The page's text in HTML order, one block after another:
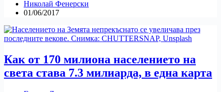
Николай Фенерски
01/06/2017
Как от 170 милиона населението на
света става 7.3 милиарда, в една карта